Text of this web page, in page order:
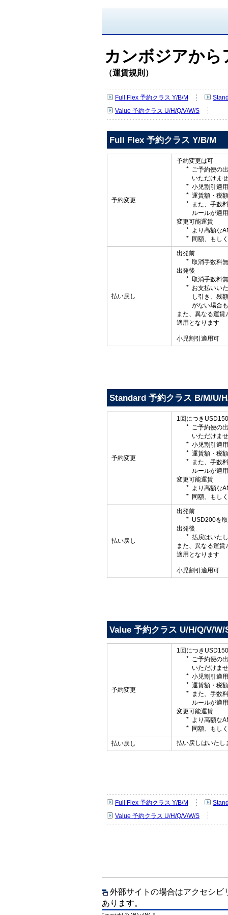
カンボジアか
（運賃規則）
Full Flex 予約クラス Y/B/M
Value 予約クラス U/H/Q/V/W/S
Full Flex 予約クラス Y/B/M
予約変更
予約変更は可
ご予約便の
いただけま
小児割引適
運賃額・税
また、手数
ルールが適
変更可能運賃
より高額な
同額、もし
払い戻し
出発前
取消手数料
出発後
取消手数料
お支払いい
し引き、残
がない場合
また、異なる運
適用となります
小児割引適用可
Standard 予約クラス B/M/U/
予約変更
1回につき
ご予約便の
いただけま
小児割引適
運賃額・税
また、手数
ルールが適
変更可能運賃
より高額な
同額、もし
払い戻し
出発前
USD200を
出発後
払戻はいた
また、異なる運
適用となります
小児割引適用可
Value 予約クラス U/H/Q/V/W/
予約変更
1回につき
ご予約便の
いただけま
小児割引適
運賃額・税
また、手数
ルールが適
変更可能運賃
より高額な
同額、もし
払い戻し 払い戻しはいたし
Full Flex 予約クラス Y/B/M
Value 予約クラス U/H/Q/V/W/S
外部サイトの場合はアクセシ
あります。